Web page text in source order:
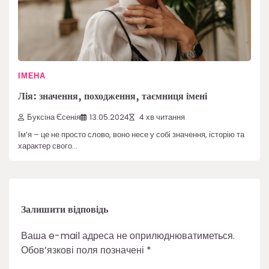
ІМЕНА
Лія: значення, походження, таємниця імені
Буксіна Єсенія 13.05.2024 4 хв читання
Ім’я – це не просто слово, воно несе у собі значення, історію та
характер свого…
Залишити відповідь
Ваша e-mail адреса не оприлюднюватиметься.
Обов’язкові поля позначені *